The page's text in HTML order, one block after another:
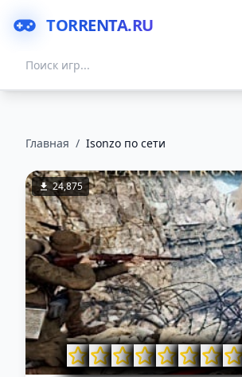
TORRENTA.RU
Главная / Isonzo по сети
24,875